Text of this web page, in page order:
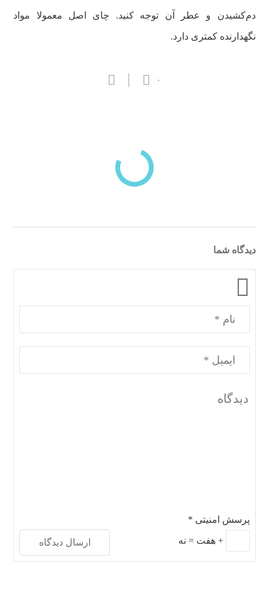
دم‌کشیدن و عطر آن توجه کنید. چای اصل معمولا مواد
نگهدارنده کمتری دارد.
۰
دسته‌بندی‌های منتخب برای شما
دیدگاه شما
پرسش امنیتی *
+هفت = نه